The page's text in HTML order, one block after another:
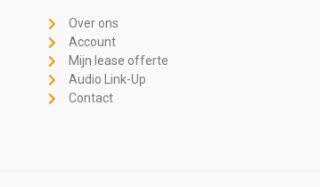
Over ons
Account
Mijn lease offerte
Audio Link-Up
Contact